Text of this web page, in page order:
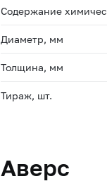
Содержание
Диаметр, мм
Толщина, мм
Тираж, шт.
Аверс